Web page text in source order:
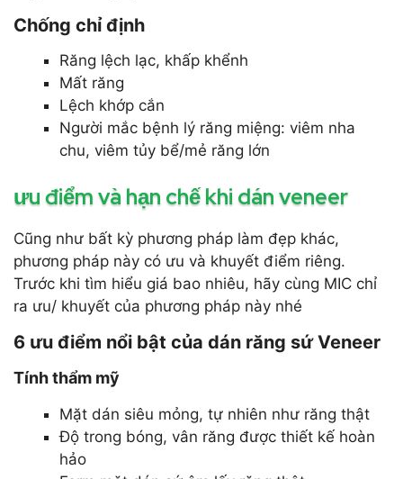
Chống chỉ định
Răng lệch lạc, khấp khểnh
Mất răng
Lệch khớp cắn
Người mắc bệnh lý răng miệng: viêm nha
chu, viêm tủy bể/mẻ răng lớn
ưu điểm và hạn chế khi dán veneer
Cũng như bất kỳ phương pháp làm đẹp khác,
phương pháp này có ưu và khuyết điểm riêng.
Trước khi tìm hiểu giá bao nhiêu, hãy cùng MIC chỉ
ra ưu/ khuyết của phương pháp này nhé
6 ưu điểm nổi bật của dán răng sứ Veneer
Tính thẩm mỹ
Mặt dán siêu mỏng, tự nhiên như răng thật
Độ trong bóng, vân răng được thiết kế hoàn
hảo